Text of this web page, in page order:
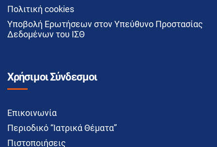
Πολιτική cookies
Υποβολή Ερωτήσεων στον Υπεύθυνο Προστασίας
Δεδομένων του ΙΣΘ
Χρήσιμοι Σύνδεσμοι
Επικοινωνία
Περιοδικό “Ιατρικά Θέματα”
Πιστοποιήσεις